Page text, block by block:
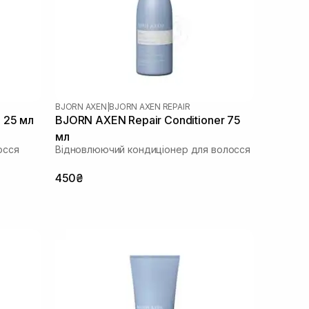
25 мл
BJORN AXEN BJORN AXEN REPAIR
BJORN AXEN Repair Conditioner 75
мл
Відновлюючий кондиціонер для волосся
450₴